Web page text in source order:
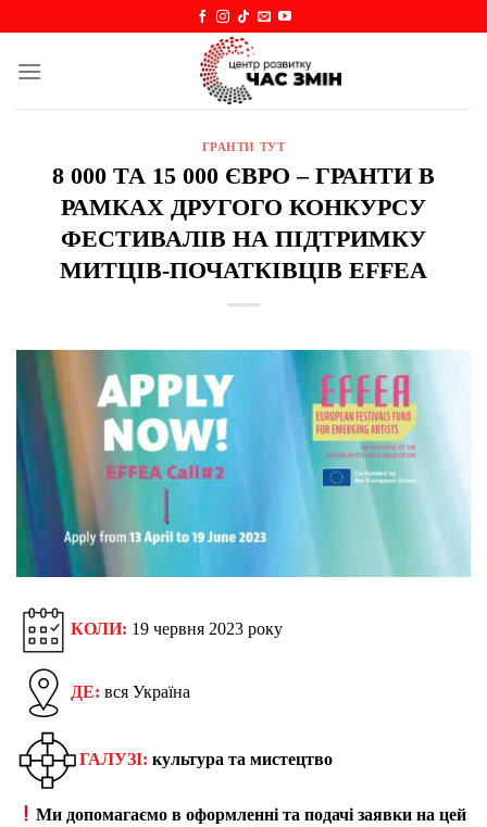
content
ГРАНТИ ТУТ
8 000 ТА 15 000 ЄВРО – ГРАНТИ В
РАМКАХ ДРУГОГО КОНКУРСУ
ФЕСТИВАЛІВ НА ПІДТРИМКУ
МИТЦІВ-ПОЧАТКІВЦІВ EFFEA
КОЛИ: 19 червня 2023 року
ДЕ: вся Україна
ГАЛУЗІ: культура та мистецтво
Ми допомагаємо в оформленні та подачі заявки на цей